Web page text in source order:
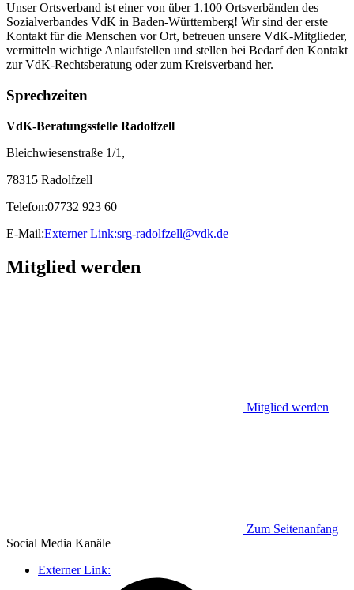
Unser Ortsverband ist einer von über 1.100 Ortsverbänden des
Sozialverbandes VdK in Baden-Württemberg! Wir sind der erste
Kontakt für die Menschen vor Ort, betreuen unsere VdK-Mitglieder,
vermitteln wichtige Anlaufstellen und stellen bei Bedarf den Kontakt
zur VdK-Rechtsberatung oder zum Kreisverband her.
Sprechzeiten
VdK-Beratungsstelle Radolfzell
Bleichwiesenstraße 1/1,
78315 Radolfzell
Telefon:07732 923 60
E-Mail:Externer Link:srg-radolfzell@vdk.de
Mitglied werden
Mitglied werden
Zum Seitenanfang
Social Media Kanäle
Externer Link: